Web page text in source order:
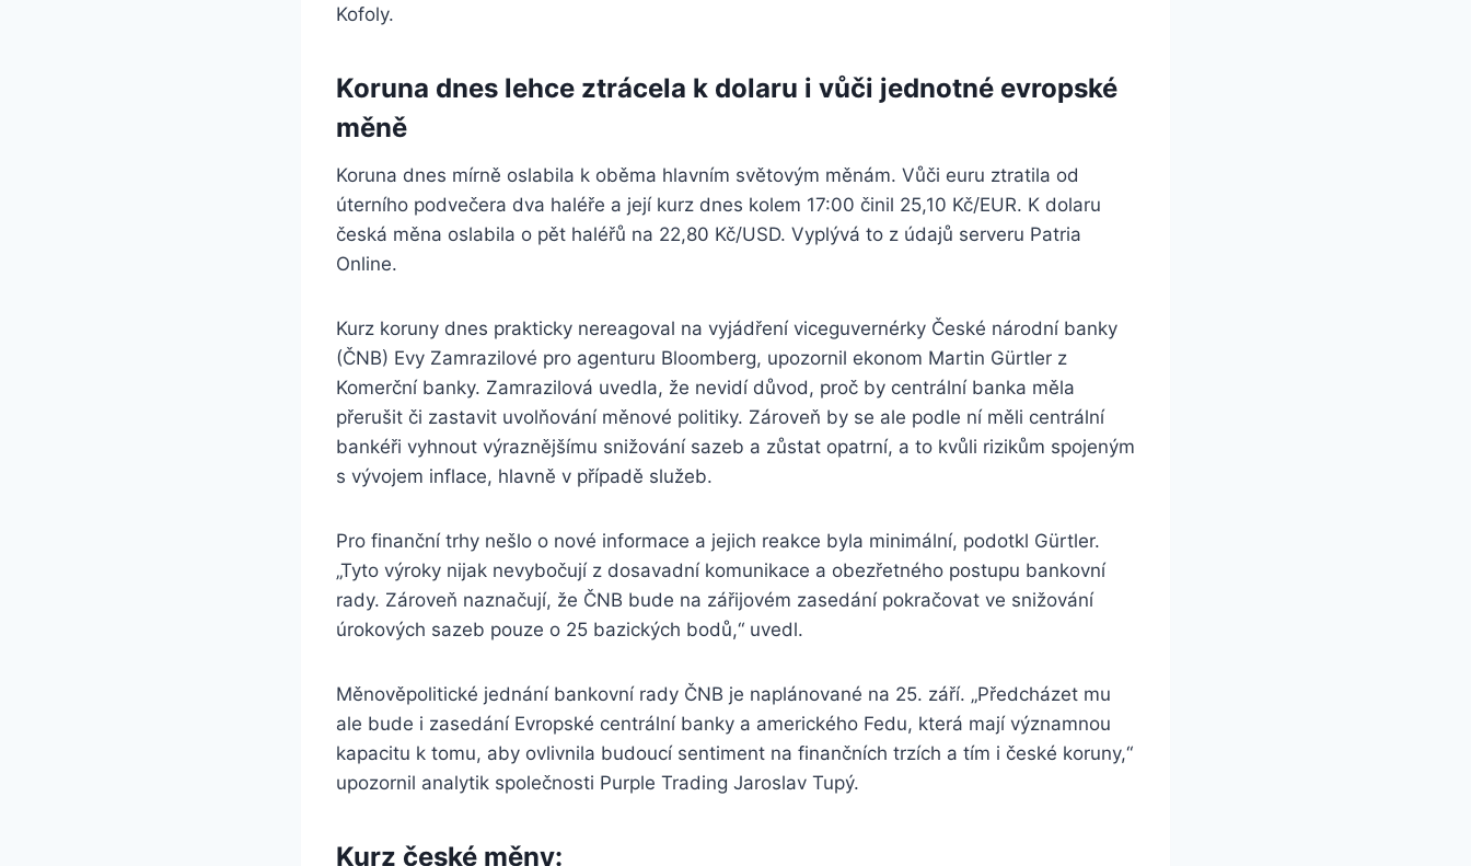
Kofoly.
Koruna dnes lehce ztrácela k dolaru i vůči jednotné evropské
měně
Koruna dnes mírně oslabila k oběma hlavním světovým měnám. Vůči euru ztratila od
úterního podvečera dva haléře a její kurz dnes kolem 17:00 činil 25,10 Kč/EUR. K dolaru
česká měna oslabila o pět haléřů na 22,80 Kč/USD. Vyplývá to z údajů serveru Patria
Online.
Kurz koruny dnes prakticky nereagoval na vyjádření viceguvernérky České národní banky
(ČNB) Evy Zamrazilové pro agenturu Bloomberg, upozornil ekonom Martin Gürtler z
Komerční banky. Zamrazilová uvedla, že nevidí důvod, proč by centrální banka měla
přerušit či zastavit uvolňování měnové politiky. Zároveň by se ale podle ní měli centrální
bankéři vyhnout výraznějšímu snižování sazeb a zůstat opatrní, a to kvůli rizikům spojeným
s vývojem inflace, hlavně v případě služeb.
Pro finanční trhy nešlo o nové informace a jejich reakce byla minimální, podotkl Gürtler.
„Tyto výroky nijak nevybočují z dosavadní komunikace a obezřetného postupu bankovní
rady. Zároveň naznačují, že ČNB bude na zářijovém zasedání pokračovat ve snižování
úrokových sazeb pouze o 25 bazických bodů,“ uvedl.
Měnověpolitické jednání bankovní rady ČNB je naplánované na 25. září. „Předcházet mu
ale bude i zasedání Evropské centrální banky a amerického Fedu, která mají významnou
kapacitu k tomu, aby ovlivnila budoucí sentiment na finančních trzích a tím i české koruny,“
upozornil analytik společnosti Purple Trading Jaroslav Tupý.
Kurz české měny: